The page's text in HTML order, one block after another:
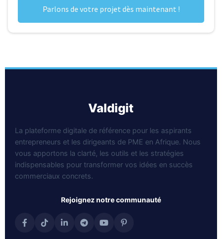
Parlons de votre projet dès maintenant !
valdigit
La plateforme digitale de référence pour les aspirants
entrepreneurs et les dirigeants de PME en Afrique. Nous
vous apportons la clarté, les outils et les stratégies
indispensables pour transformer vos idées en succès
commerciaux concrets.
rejoignez notre communauté